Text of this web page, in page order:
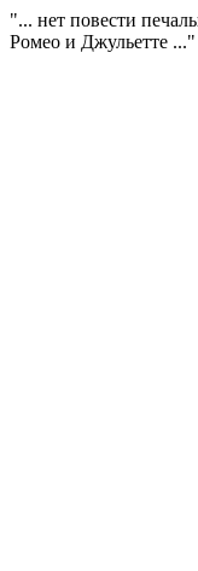
"... нет повести
Ромео и Джульетте ..."